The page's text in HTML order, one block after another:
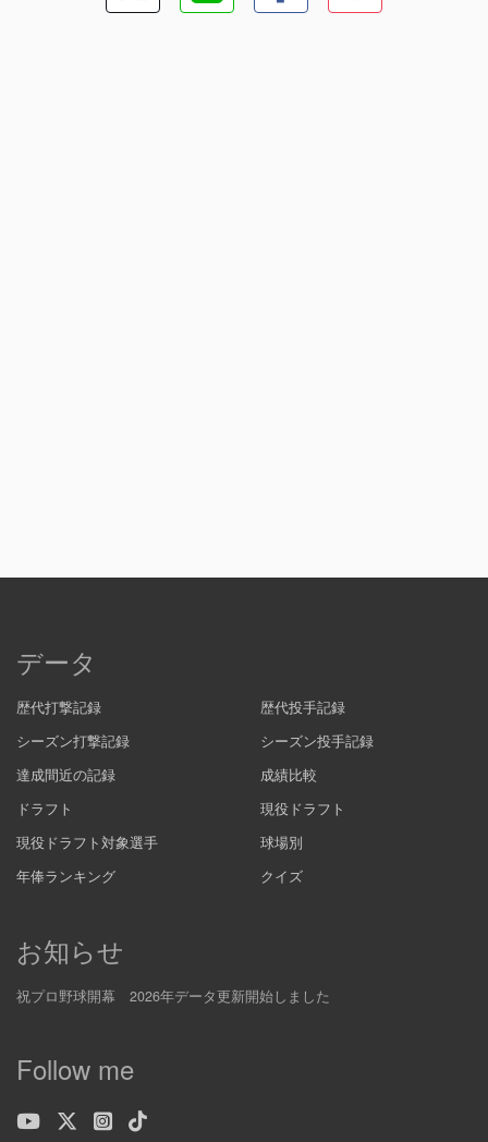
データ
歴代打撃記録
歴代投手記録
シーズン打撃記録
シーズン投手記録
達成間近の記録
成績比較
ドラフト
現役ドラフト
現役ドラフト対象選手
球場別
年俸ランキング
クイズ
お知らせ
祝プロ野球開幕 2026年データ更新開始しました
Follow me